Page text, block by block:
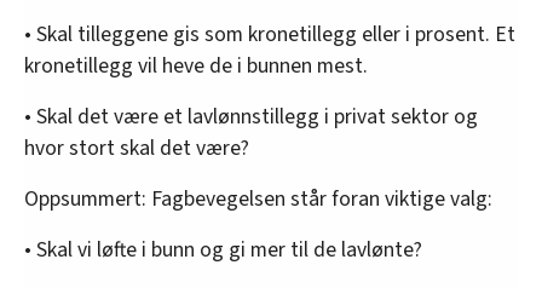
• Skal tilleggene gis som kronetillegg eller i prosent. Et
kronetillegg vil heve de i bunnen mest.
• Skal det være et lavlønnstillegg i privat sektor og
hvor stort skal det være?
Oppsummert: Fagbevegelsen står foran viktige valg:
• Skal vi løfte i bunn og gi mer til de lavlønte?